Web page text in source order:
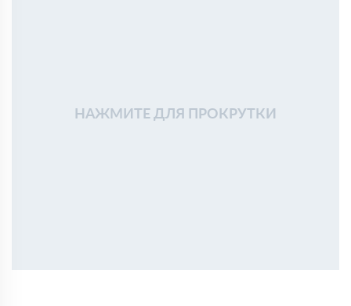
НАЖМИТЕ ДЛЯ ПРОКРУТКИ